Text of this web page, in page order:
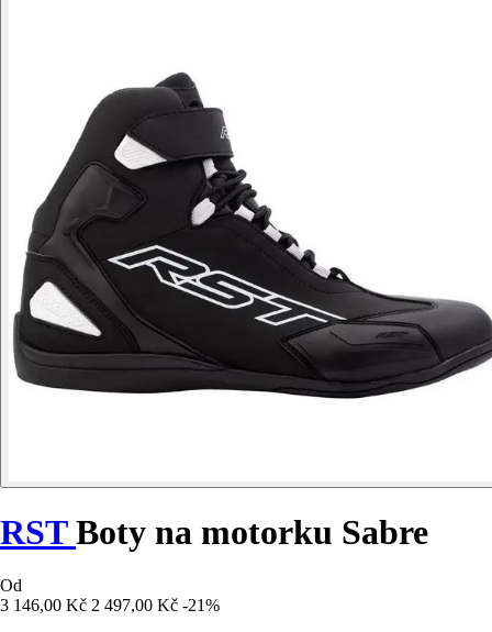
RSTBoty na motorku Sabre
Od
3 146,00 Kč 2 497,00 Kč -21%